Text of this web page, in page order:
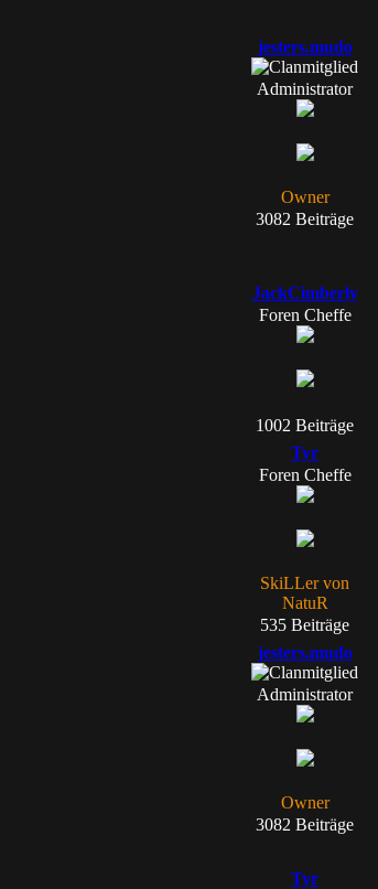
jesters.mudo
Administrator
Owner
3082 Beiträge
JackCimberly
Foren Cheffe
1002 Beiträge
Tyr
Foren Cheffe
SkiLLer von
NatuR
535 Beiträge
jesters.mudo
Administrator
Owner
3082 Beiträge
Tyr